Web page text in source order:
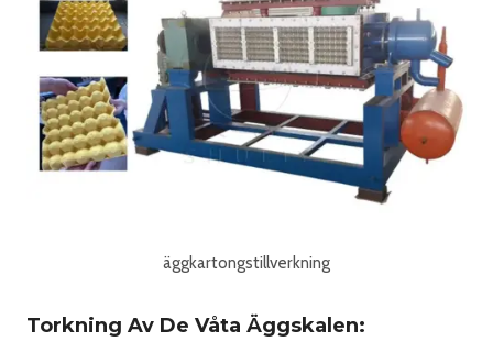
äggkartongstillverkning
Torkning Av De Våta Äggskalen: